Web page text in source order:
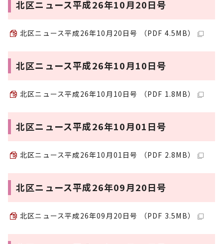
北区ニュース平成26年10月20日号
北区ニュース平成26年10月20日号 （PDF 4.5MB）
北区ニュース平成26年10月10日号
北区ニュース平成26年10月10日号 （PDF 1.8MB）
北区ニュース平成26年10月01日号
北区ニュース平成26年10月01日号 （PDF 2.8MB）
北区ニュース平成26年09月20日号
北区ニュース平成26年09月20日号 （PDF 3.5MB）